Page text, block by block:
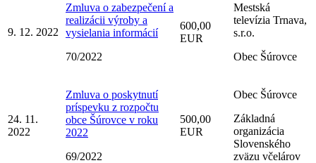
9. 12. 2022
Zmluva o zabezpečení a
realizácii výroby a
vysielania informácií
70/2022
600,00
EUR
Mestská
televízia Trnava,
s.r.o.
Obec Šúrovce
24. 11.
2022
Zmluva o poskytnutí
príspevku z rozpočtu
obce Šúrovce v roku
2022
69/2022
500,00
EUR
Obec Šúrovce
Základná
organizácia
Slovenského
zväzu včelárov